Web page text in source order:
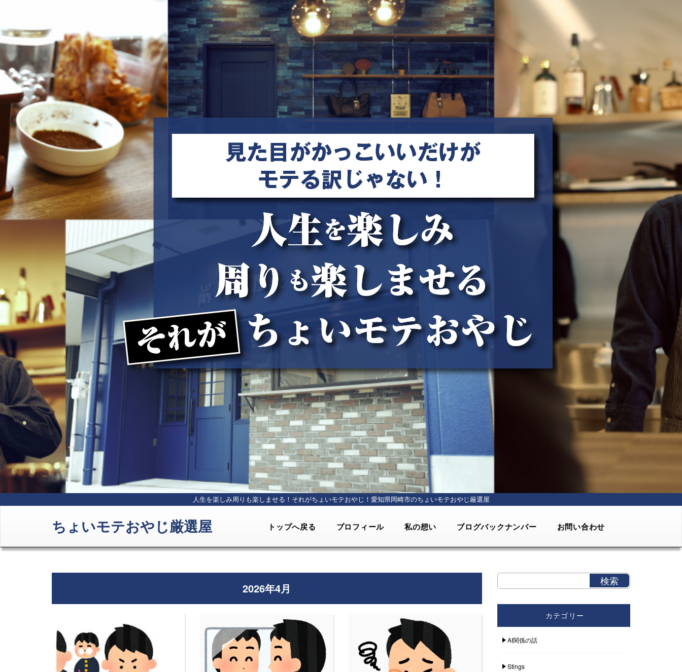
人生を楽しみ周りも楽しませる！それがちょいモテおやじ！ 愛知県岡崎市のちょいモテおやじ厳選屋
ちょいモテおやじ厳選屋 トップへ戻る プロフィール 私の想い ブログバックナンバー お問い合わせ
2026年4月
カテゴリー
AI関係の話
Stings